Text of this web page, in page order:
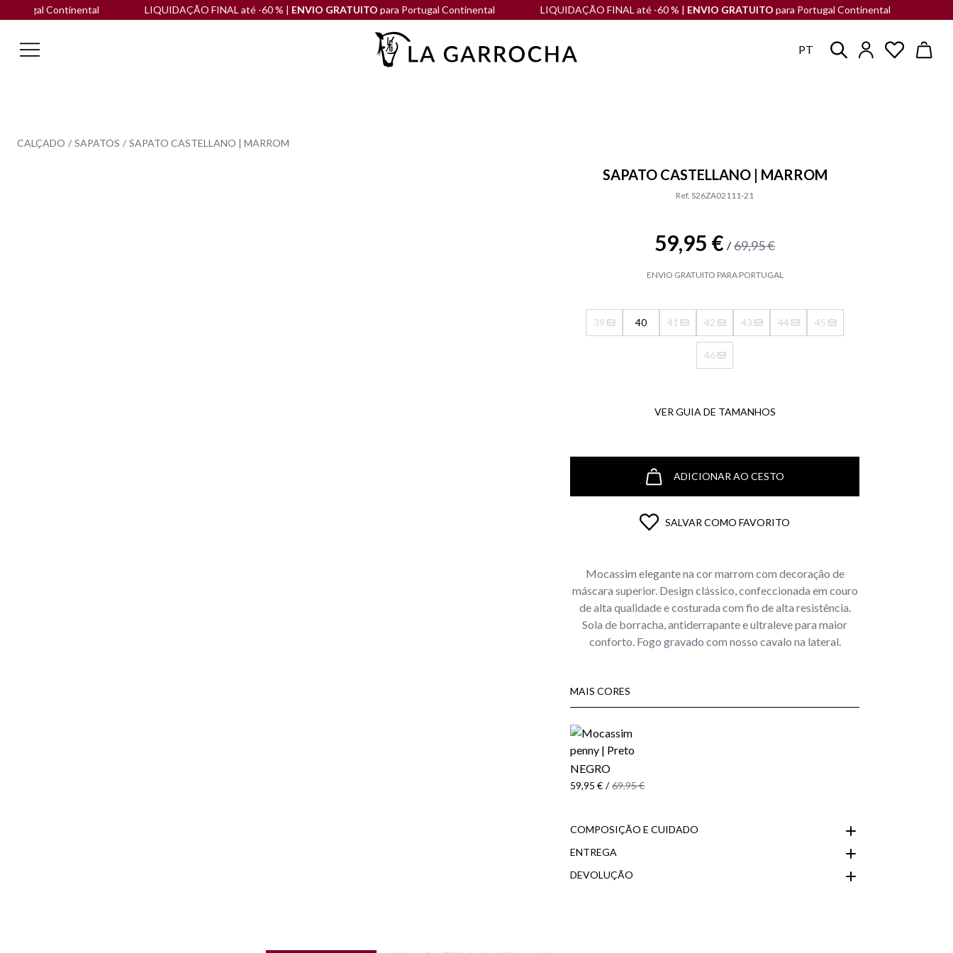
Continental LIQUIDAÇÃO FINAL até -60 % | ENVIO GRATUITOpara Portugal Continental LIQUIDAÇÃO FINAL até -60 % | ENVIO GRATUITOpara Portugal Continental
PT
CALÇADO SAPATOS SAPATO CASTELLANO | MARROM
SAPATO CASTELLANO | MARROM
Ref. S26ZA02111-21
59,95 € / 69,95 €
ENVIO GRATUITO PARA PORTUGAL
39 40 41 42 43 44 45
46
VER GUIA DE TAMANHOS
ADICIONAR AO CESTO
SALVAR COMO FAVORITO
Mocassim elegante na cor marrom com decoração de
máscara superior. Design clássico, confeccionada em couro
de alta qualidade e costurada com fio de alta resistência.
Sola de borracha, antiderrapante e ultraleve para maior
conforto. Fogo gravado com nosso cavalo na lateral.
MAIS CORES
NEGRO
59,95 € / 69,95 €
COMPOSIÇÃO E CUIDADO
ENTREGA
DEVOLUÇÃO